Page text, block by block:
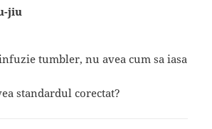
jiu
tumbler, nu avea cum sa iasa
standardul corectat?